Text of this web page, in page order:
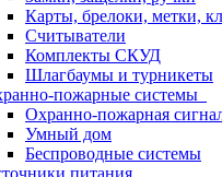
Карты, брелоки, метки,
Считыватели
Комплекты СКУД
Шлагбаумы и турникеты
пожарные системы
Охранно-пожарная
Умный дом
Беспроводные системы
питания